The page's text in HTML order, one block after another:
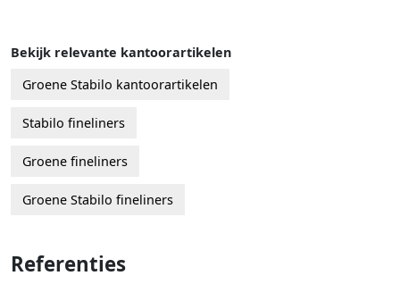
Bekijk relevante kantoorartikelen
Groene Stabilo kantoorartikelen
Stabilo fineliners
Groene fineliners
Groene Stabilo fineliners
Referenties